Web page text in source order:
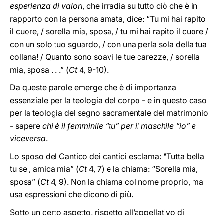
esperienza di valori, che irradia su tutto ciò che è in
rapporto con la persona amata, dice: “Tu mi hai rapito
il cuore, / sorella mia, sposa, / tu mi hai rapito il cuore /
con un solo tuo sguardo, / con una perla sola della tua
collana! / Quanto sono soavi le tue carezze, / sorella
mia, sposa . . .” (Ct4, 9-10).
Da queste parole emerge che è di importanza
essenziale per la teologia del corpo - e in questo caso
per la teologia del segno sacramentale del matrimonio
- sapere chi è il femminile “tu” per il maschile “io” e
viceversa.
Lo sposo del Cantico dei cantici esclama: “Tutta bella
tu sei, amica mia” (Ct4, 7) e la chiama: “Sorella mia,
sposa” (Ct4, 9). Non la chiama col nome proprio, ma
usa espressioni che dicono di più.
Sotto un certo aspetto, rispetto all’appellativo di